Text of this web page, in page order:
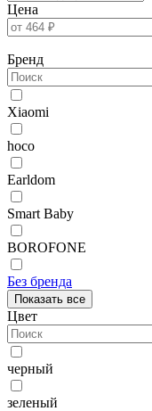
Цена
Бренд
Xiaomi
hoco
Earldom
Smart Baby
BOROFONE
Без бренда
Показать все
Цвет
черный
зеленый